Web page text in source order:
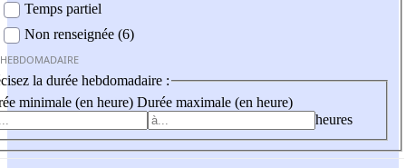
Temps partiel
Non renseignée (6)
la durée hebdomadaire :
minimale (en heure) Durée maximale (en heure)
heures